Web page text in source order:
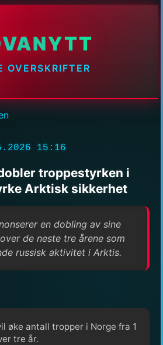
OVERSKRIFTER
15:16
troppestyrken i
Arktisk sikkerhet
en dobling av sine
de neste tre årene som
russisk aktivitet i Arktis.
øke antall tropper i Norge fra 1
tre år.